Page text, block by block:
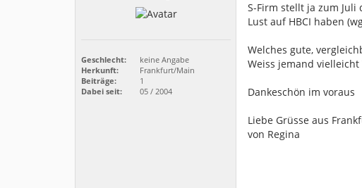
Geschlecht:
keine Angabe
Herkunft:
Frankfurt/Main
Beiträge:
1
Dabei seit:
05 / 2004
S-Firm stellt ja zum
Lust auf HBCI haben
Welches gute,
Weiss jemand
Dankeschön im voraus
Liebe Grüsse aus
von Regina